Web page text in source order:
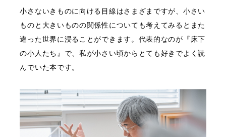
小さないきものに向ける目線はさまざまですが、小さい
ものと大きいものの関係性についても考えてみるとまた
違った世界に浸ることができます。代表的なのが『床下
の小人たち』で、私が小さい頃からとても好きでよく読
んでいた本です。